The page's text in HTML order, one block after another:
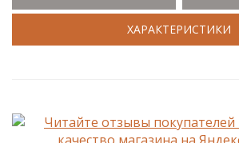
ХАРАКТЕРИСТИКИ